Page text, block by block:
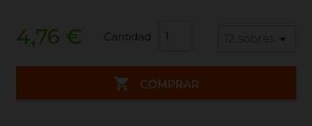
4,76 € Cantidad:
 COMPRAR